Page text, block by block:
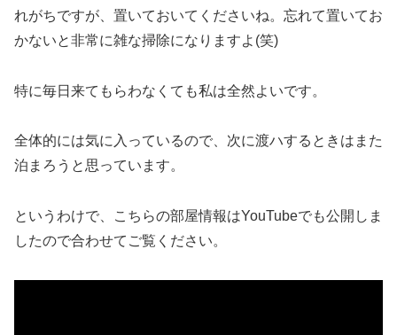
れがちですが、置いておいてくださいね。忘れて置いてお
かないと非常に雑な掃除になりますよ(笑)
特に毎日来てもらわなくても私は全然よいです。
全体的には気に入っているので、次に渡ハするときはまた
泊まろうと思っています。
というわけで、こちらの部屋情報はYouTubeでも公開しま
したので合わせてご覧ください。